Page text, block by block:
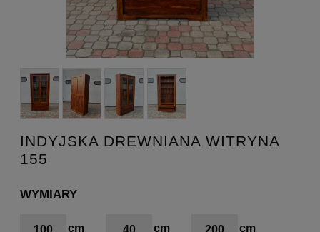
INDYJSKA DREWNIANA WITRYNA
155
WYMIARY
100 40 200